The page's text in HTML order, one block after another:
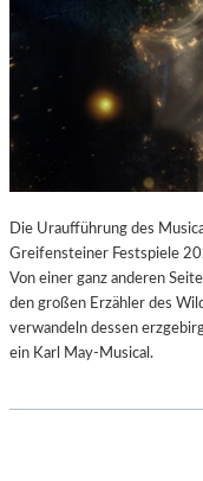
Die Uraufführung des
Greifensteiner Festspiele
Von einer ganz anderen
den großen Erzähler des
verwandeln dessen
ein Karl May-Musical.